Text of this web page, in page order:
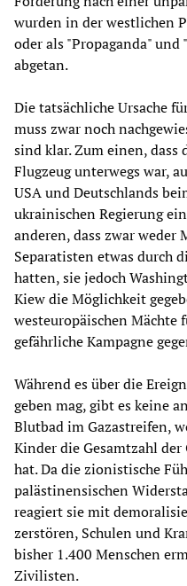
wurden in der westlichen
oder als "Propaganda"
abgetan.
Die tatsächliche Ursache
muss zwar noch
sind klar. Zum einen, dass
Flugzeug unterwegs war,
USA und Deutschlands
ukrainischen Regierung
anderen, dass zwar weder
Separatisten etwas durch
hatten, sie jedoch
Kiew die Möglichkeit
westeuropäischen Mächte
gefährliche Kampagne
Während es über die
geben mag, gibt es keine
Blutbad im Gazastreifen,
Kinder die Gesamtzahl
hat. Da die zionistische
palästinensischen
reagiert sie mit
zerstören, Schulen und
bisher 1.400 Menschen
Zivilisten.